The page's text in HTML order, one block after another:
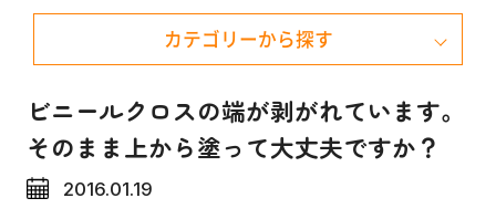
製
一
塗
り
カテゴリーから探す
お知らせ
イベント
ビニールクロスの端が剥がれています。
そのまま上から塗って大丈夫ですか？
2016.01.19